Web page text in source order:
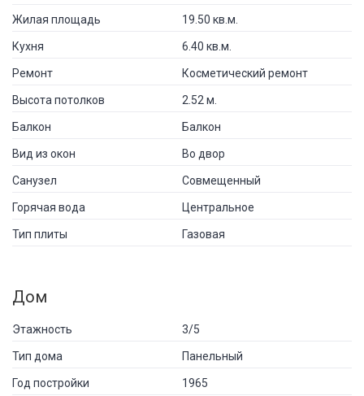
Жилая площадь 19.50 кв.м.
Кухня 6.40 кв.м.
Ремонт Косметический ремонт
Высота потолков 2.52 м.
Балкон Балкон
Вид из окон Во двор
Санузел Совмещенный
Горячая вода Центральное
Тип плиты Газовая
Дом
Этажность 3/5
Тип дома Панельный
Год постройки 1965